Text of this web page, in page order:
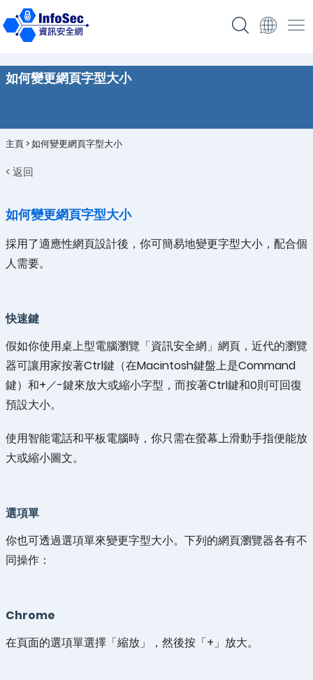
如何變更網頁字型大小
主頁>如何變更網頁字型大小
< 返回
如何變更網頁字型大小
採用了適應性網頁設計後，你可簡易地變更字型大小，配合個
人需要。
快速鍵
假如你使用桌上型電腦瀏覽「資訊安全網」網頁，近代的瀏覽
器可讓用家按著Ctrl鍵（在Macintosh鍵盤上是Command
鍵）和+／-鍵來放大或縮小字型，而按著Ctrl鍵和0則可回復
預設大小。
使用智能電話和平板電腦時，你只需在螢幕上滑動手指便能放
大或縮小圖文。
選項單
你也可透過選項單來變更字型大小。下列的網頁瀏覽器各有不
同操作：
Chrome
在頁面的選項單選擇「縮放」，然後按「+」放大。